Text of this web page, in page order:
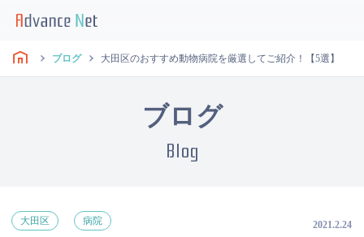
ブログ 大田区のおすすめ動物病院を厳選してご紹介！【5選】
ブログ
Blog
大田区 病院 2021.2.24